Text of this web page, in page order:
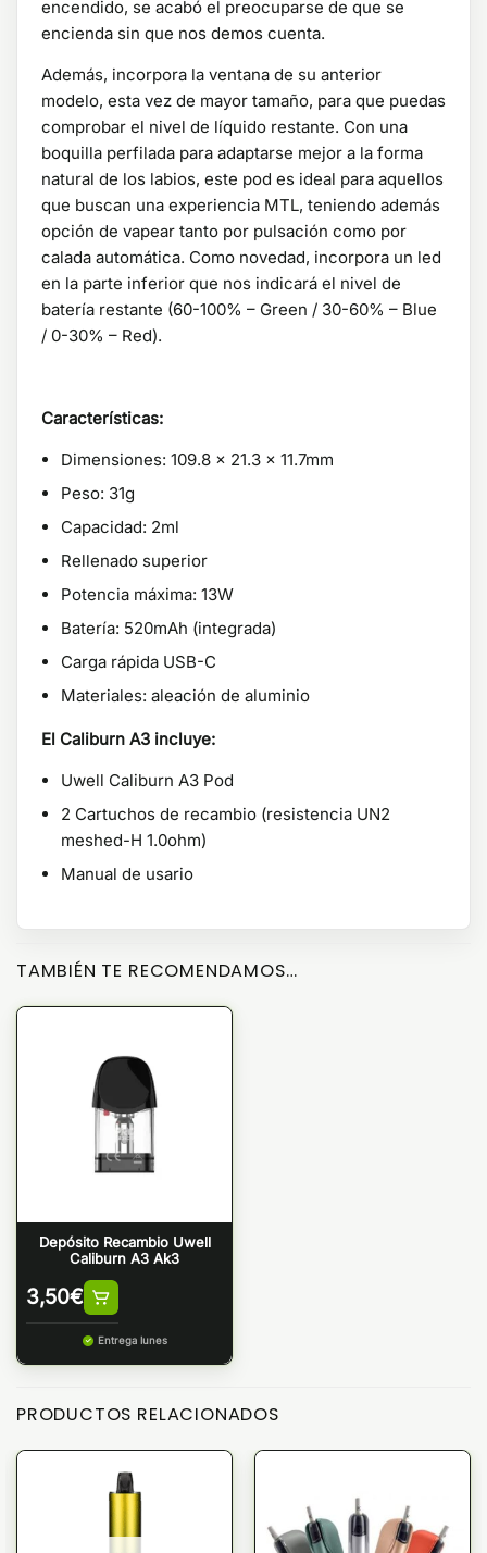
encendido, se acabó el preocuparse de que se
encienda sin que nos demos cuenta.
Además, incorpora la ventana de su anterior
modelo, esta vez de mayor tamaño, para que puedas
comprobar el nivel de líquido restante. Con una
boquilla perfilada para adaptarse mejor a la forma
natural de los labios, este pod es ideal para aquellos
que buscan una experiencia MTL, teniendo además
opción de vapear tanto por pulsación como por
calada automática. Como novedad, incorpora un led
en la parte inferior que nos indicará el nivel de
batería restante (60-100% – Green / 30-60% – Blue
/ 0-30% – Red).
Características:
Dimensiones: 109.8 x 21.3 x 11.7mm
Peso: 31g
Capacidad: 2ml
Rellenado superior
Potencia máxima: 13W
Batería: 520mAh (integrada)
Carga rápida USB-C
Materiales: aleación de aluminio
El Caliburn A3 incluye:
Uwell Caliburn A3 Pod
2 Cartuchos de recambio (resistencia UN2
meshed-H 1.0ohm)
Manual de usario
TAMBIÉN TE RECOMENDAMOS…
Depósito Recambio Uwell
Caliburn A3 Ak3
3,50€
Entrega lunes
PRODUCTOS RELACIONADOS